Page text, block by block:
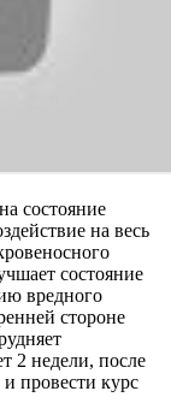
состояние
на весь
состояние
вредного
стороне
2 недели, после
провести курс